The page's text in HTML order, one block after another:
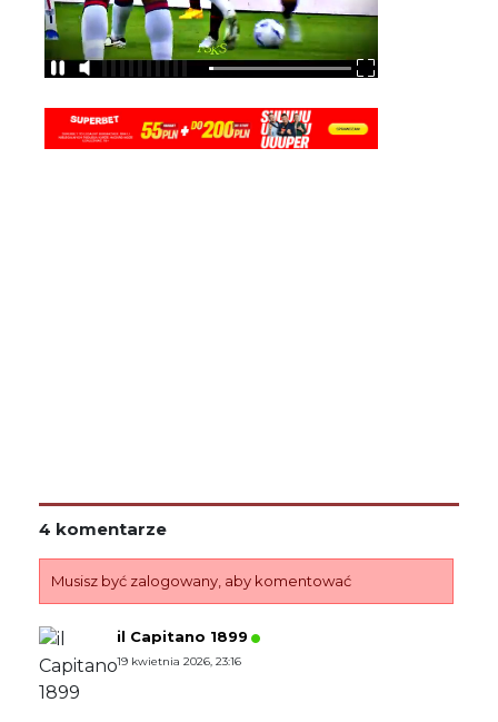
4 komentarze
Musisz być zalogowany, aby komentować
il Capitano 1899
19 kwietnia 2026, 23:16